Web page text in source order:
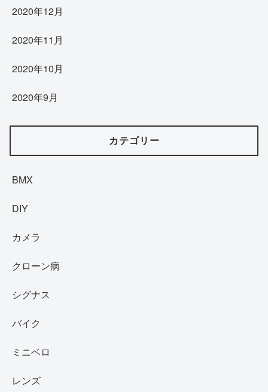
2020年12月
2020年11月
2020年10月
2020年9月
カテゴリー
BMX
DIY
カメラ
クローン病
シグナス
バイク
ミニベロ
レンズ